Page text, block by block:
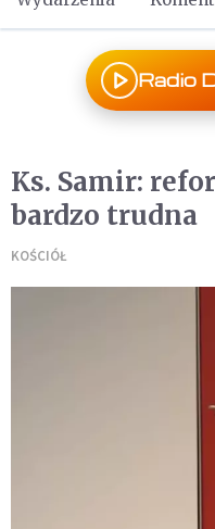
Radio
Ks. Samir:
bardzo trudna
KOŚCIÓŁ